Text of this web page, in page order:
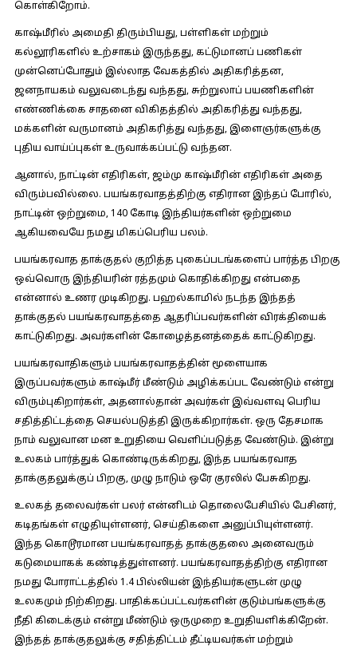
கொள்கிறோம்.
காஷ்மீரில் அமைதி திரும்பியது, பள்ளிகள் மற்றும்
கல்லூரிகளில் உற்சாகம் இருந்தது, கட்டுமானப் பணிகள்
முன்னெப்போதும் இல்லாத வேகத்தில் அதிகரித்தன,
ஜனநாயகம் வலுவடைந்து வந்தது, சுற்றுலாப் பயணிகளின்
எண்ணிக்கை சாதனை விகிதத்தில் அதிகரித்து வந்தது,
மக்களின் வருமானம் அதிகரித்து வந்தது, இளைஞர்களுக்கு
புதிய வாய்ப்புகள் உருவாக்கப்பட்டு வந்தன.
ஆனால், நாட்டின் எதிரிகள், ஜம்மு காஷ்மீரின் எதிரிகள் அதை
விரும்பவில்லை. பயங்கரவாதத்திற்கு எதிரான இந்தப் போரில்,
நாட்டின் ஒற்றுமை, 140 கோடி இந்தியர்களின் ஒற்றுமை
ஆகியவையே நமது மிகப்பெரிய பலம்.
பயங்கரவாத தாக்குதல் குறித்த புகைப்படங்களைப் பார்த்த பிறகு
ஒவ்வொரு இந்தியரின் ரத்தமும் கொதிக்கிறது என்பதை
என்னால் உணர முடிகிறது. பஹல்காமில் நடந்த இந்தத்
தாக்குதல் பயங்கரவாதத்தை ஆதரிப்பவர்களின் விரக்தியைக்
காட்டுகிறது. அவர்களின் கோழைத்தனத்தைக் காட்டுகிறது.
பயங்கரவாதிகளும் பயங்கரவாதத்தின் மூளையாக
இருப்பவர்களும் காஷ்மீர் மீண்டும் அழிக்கப்பட வேண்டும் என்று
விரும்புகிறார்கள், அதனால்தான் அவர்கள் இவ்வளவு பெரிய
சதித்திட்டத்தை செயல்படுத்தி இருக்கிறார்கள். ஒரு தேசமாக
நாம் வலுவான மன உறுதியை வெளிப்படுத்த வேண்டும். இன்று
உலகம் பார்த்துக் கொண்டிருக்கிறது, இந்த பயங்கரவாத
தாக்குதலுக்குப் பிறகு, முழு நாடும் ஒரே குரலில் பேசுகிறது.
உலகத் தலைவர்கள் பலர் என்னிடம் தொலைபேசியில் பேசினர்,
கடிதங்கள் எழுதியுள்ளனர், செய்திகளை அனுப்பியுள்ளனர்.
இந்த கொடூரமான பயங்கரவாதத் தாக்குதலை அனைவரும்
கடுமையாகக் கண்டித்துள்ளனர். பயங்கரவாதத்திற்கு எதிரான
நமது போராட்டத்தில் 1.4 பில்லியன் இந்தியர்களுடன் முழு
உலகமும் நிற்கிறது. பாதிக்கப்பட்டவர்களின் குடும்பங்களுக்கு
நீதி கிடைக்கும் என்று மீண்டும் ஒருமுறை உறுதியளிக்கிறேன்.
இந்தத் தாக்குதலுக்கு சதித்திட்டம் தீட்டியவர்கள் மற்றும்